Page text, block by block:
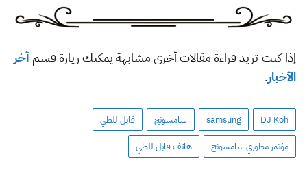
إذا كنت تريد قراءة مقالات أخرى مشابهة يمكنك زيارة قسمآخر
الأخبار.
DJ Koh
samsung سامسونج قابل للطي
مؤتمر مطوري سامسونج هاتف قابل للطي